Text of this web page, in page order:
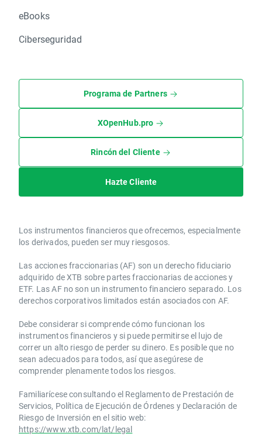
eBooks
Ciberseguridad
Programa de Partners
XOpenHub.pro
Rincón del Cliente
Hazte Cliente
Los instrumentos financieros que ofrecemos, especialmente
los derivados, pueden ser muy riesgosos.
Las acciones fraccionarias (AF) son un derecho fiduciario
adquirido de XTB sobre partes fraccionarias de acciones y
ETF. Las AF no son un instrumento financiero separado. Los
derechos corporativos limitados están asociados con AF.
Debe considerar si comprende cómo funcionan los
instrumentos financieros y si puede permitirse el lujo de
correr un alto riesgo de perder su dinero. Es posible que no
sean adecuados para todos, así que asegúrese de
comprender plenamente todos los riesgos.
Familiarícese consultando el Reglamento de Prestación de
Servicios, Política de Ejecución de Órdenes y Declaración de
Riesgo de Inversión en el sitio web:
https://www.xtb.com/lat/legal